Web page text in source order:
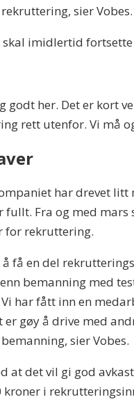
sier Vobes.
imidlertid
godt her. Det er kort
rett utenfor. Vi må
har drevet
fullt. Fra og med mars
for rekruttering.
å få en del
bemanning med
har fått inn en
er gøy å drive med
sier Vobes.
at det vil gi god
kroner i